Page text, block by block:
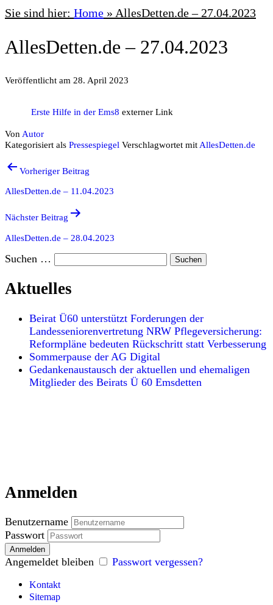
Sie sind hier: Home » AllesDetten.de – 27.04.2023
AllesDetten.de – 27.04.2023
Veröffentlicht am 28. April 2023
Erste Hilfe in der Ems8 externer Link
Von Autor
Kategorisiert als Pressespiegel Verschlagwortet mit AllesDetten.de
Beitragsnavigation
Vorheriger Beitrag
AllesDetten.de – 11.04.2023
Nächster Beitrag
AllesDetten.de – 28.04.2023
Suchen …
Aktuelles
Beirat Ü60 unterstützt Forderungen der
Landesseniorenvertretung NRW Pflegeversicherung:
Reformpläne bedeuten Rückschritt statt Verbesserung
Sommerpause der AG Digital
Gedankenaustausch der aktuellen und ehemaligen
Mitglieder des Beirats Ü 60 Emsdetten
Anmelden
Benutzername
Passwort
Angemeldet bleiben Passwort vergessen?
Kontakt
Sitemap